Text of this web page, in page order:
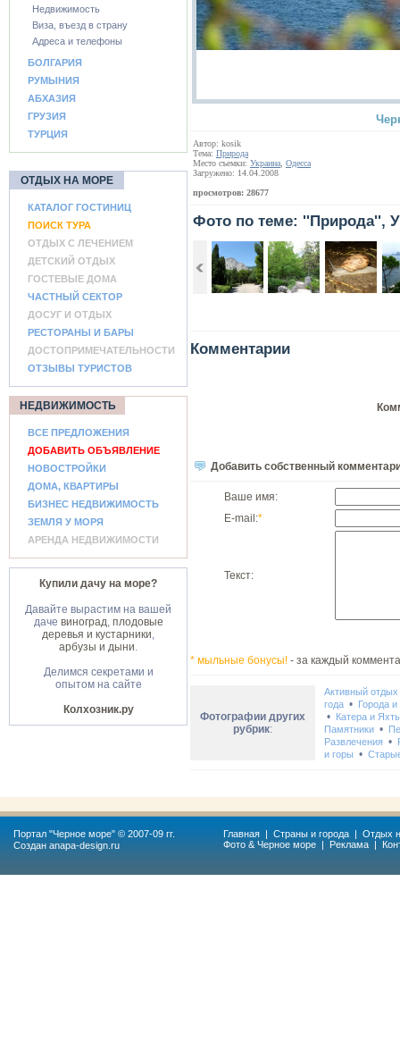
Недвижимость
Виза, въезд в страну
Адреса и телефоны
БОЛГАРИЯ
РУМЫНИЯ
АБХАЗИЯ
ГРУЗИЯ
ТУРЦИЯ
ОТДЫХ НА МОРЕ
КАТАЛОГ ГОСТИНИЦ
ПОИСК ТУРА
ОТДЫХ С ЛЕЧЕНИЕМ
ДЕТСКИЙ ОТДЫХ
ГОСТЕВЫЕ ДОМА
ЧАСТНЫЙ СЕКТОР
ДОСУГ И ОТДЫХ
РЕСТОРАНЫ И БАРЫ
ДОСТОПРИМЕЧАТЕЛЬНОСТИ
ОТЗЫВЫ ТУРИСТОВ
НЕДВИЖИМОСТЬ
ВСЕ ПРЕДЛОЖЕНИЯ
ДОБАВИТЬ ОБЪЯВЛЕНИЕ
НОВОСТРОЙКИ
ДОМА, КВАРТИРЫ
БИЗНЕС НЕДВИЖИМОСТЬ
ЗЕМЛЯ У МОРЯ
АРЕНДА НЕДВИЖИМОСТИ
Купили дачу на море?
Давайте вырастим на вашей
даче виноград, плодовые
деревья и кустарники,
арбузы и дыни.
Делимся секретами и
опытом на сайте
Колхозник.ру
Автор: kosik
Тема: Природа
Место съемки: Украина Одесса
Загружено: 14.04.2008
просмотров: 28677
Фото по теме: ''Природа'',
Комментарии
Добавить собственный
Ваше имя:
E-mail:*
Текст:
* мыльные бонусы! - за каждый
Фотографии других
рубрик:
Активный отдых
года • Города
• Катера и
Памятники •
Развлечения •
и горы •
Портал "Черное море" © 2007-09 гг.
Создан anapa-design.ru
Главная | Страны и города | Отдых
Фото & Черное море | Реклама |